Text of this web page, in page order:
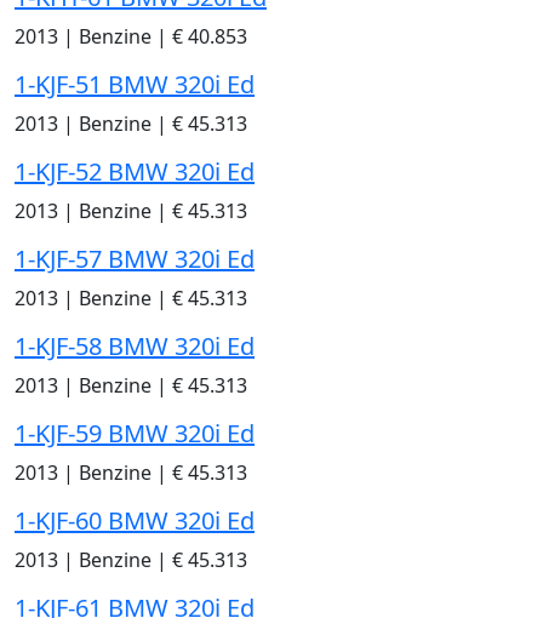
2013 | Benzine | € 40.853
1-KJF-51 BMW 320i Ed
2013 | Benzine | € 45.313
1-KJF-52 BMW 320i Ed
2013 | Benzine | € 45.313
1-KJF-57 BMW 320i Ed
2013 | Benzine | € 45.313
1-KJF-58 BMW 320i Ed
2013 | Benzine | € 45.313
1-KJF-59 BMW 320i Ed
2013 | Benzine | € 45.313
1-KJF-60 BMW 320i Ed
2013 | Benzine | € 45.313
1-KJF-61 BMW 320i Ed